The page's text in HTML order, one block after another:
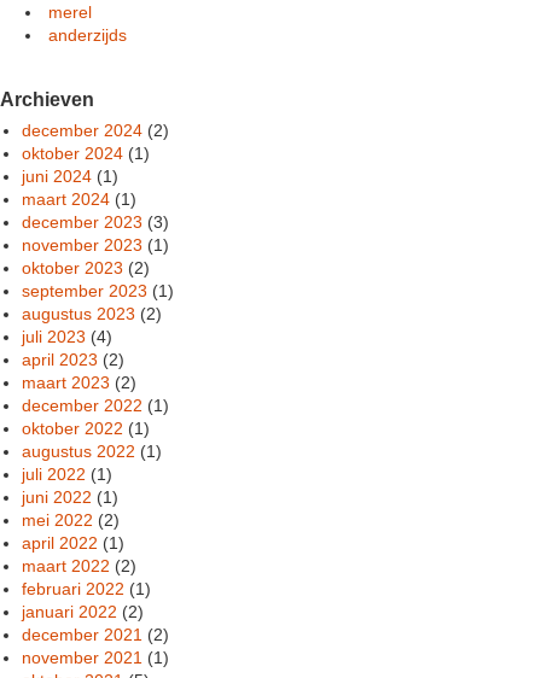
merel
anderzijds
Archieven
december 2024 (2)
oktober 2024 (1)
juni 2024 (1)
maart 2024 (1)
december 2023 (3)
november 2023 (1)
oktober 2023 (2)
september 2023 (1)
augustus 2023 (2)
juli 2023 (4)
april 2023 (2)
maart 2023 (2)
december 2022 (1)
oktober 2022 (1)
augustus 2022 (1)
juli 2022 (1)
juni 2022 (1)
mei 2022 (2)
april 2022 (1)
maart 2022 (2)
februari 2022 (1)
januari 2022 (2)
december 2021 (2)
november 2021 (1)